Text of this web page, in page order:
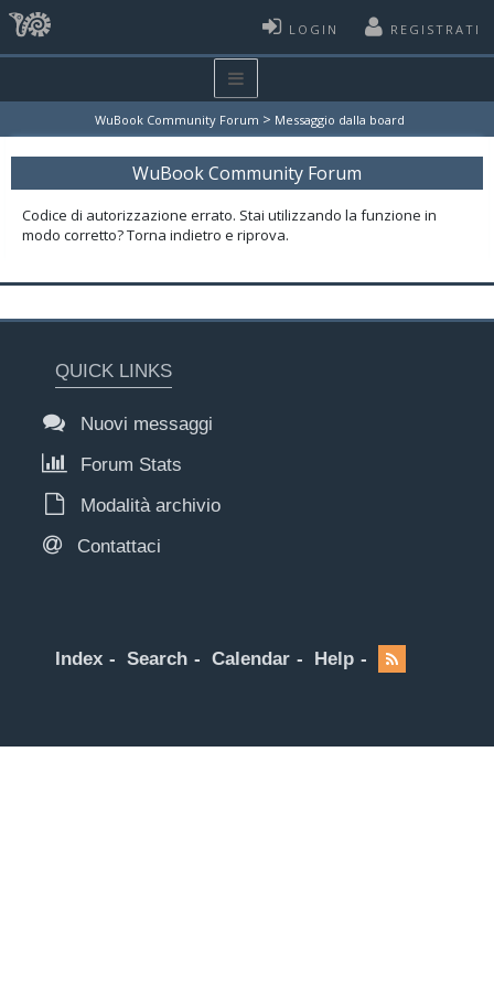
LOGIN REGISTRATI
WuBook Community Forum > Messaggio dalla board
WuBook Community Forum
Codice di autorizzazione errato. Stai utilizzando la funzione in
modo corretto? Torna indietro e riprova.
QUICK LINKS
Nuovi messaggi
Forum Stats
Modalità archivio
Contattaci
Index Search Calendar Help